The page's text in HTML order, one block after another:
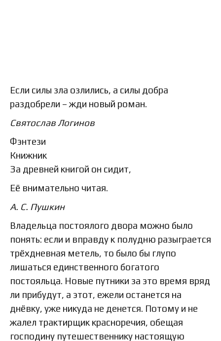
Если силы зла озлились, а силы добра
раздобрели – жди новый роман.
Святослав Логинов
Фэнтези
Книжник
За древней книгой он сидит,
Её внимательно читая.
А. С. Пушкин
Владельца постоялого двора можно было
понять: если и вправду к полудню разыграется
трёхдневная метель, то было бы глупо
лишаться единственного богатого
постояльца. Новые путники за это время вряд
ли прибудут, а этот, ежели останется на
днёвку, уже никуда не денется. Потому и не
жалел трактирщик красноречия, обещая
господину путешественнику настоящую